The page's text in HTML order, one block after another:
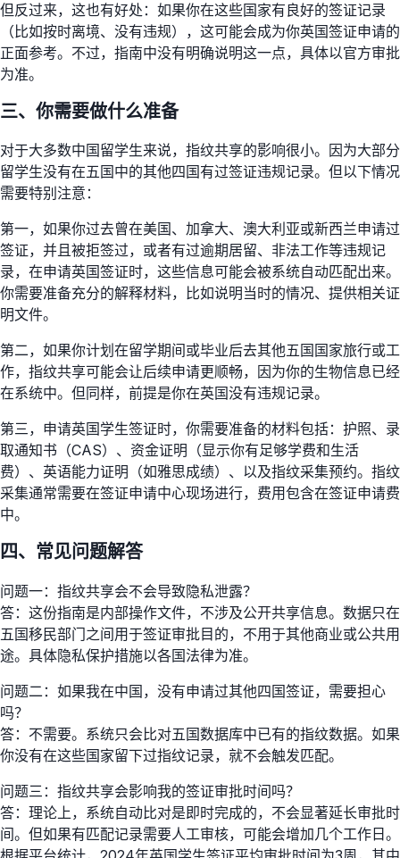
但反过来，这也有好处：如果你在这些国家有良好的签证记录
（比如按时离境、没有违规），这可能会成为你英国签证申请的
正面参考。不过，指南中没有明确说明这一点，具体以官方审批
为准。
三、你需要做什么准备
对于大多数中国留学生来说，指纹共享的影响很小。因为大部分
留学生没有在五国中的其他四国有过签证违规记录。但以下情况
需要特别注意：
第一，如果你过去曾在美国、加拿大、澳大利亚或新西兰申请过
签证，并且被拒签过，或者有过逾期居留、非法工作等违规记
录，在申请英国签证时，这些信息可能会被系统自动匹配出来。
你需要准备充分的解释材料，比如说明当时的情况、提供相关证
明文件。
第二，如果你计划在留学期间或毕业后去其他五国国家旅行或工
作，指纹共享可能会让后续申请更顺畅，因为你的生物信息已经
在系统中。但同样，前提是你在英国没有违规记录。
第三，申请英国学生签证时，你需要准备的材料包括：护照、录
取通知书（CAS）、资金证明（显示你有足够学费和生活
费）、英语能力证明（如雅思成绩）、以及指纹采集预约。指纹
采集通常需要在签证申请中心现场进行，费用包含在签证申请费
中。
四、常见问题解答
问题一：指纹共享会不会导致隐私泄露？
答：这份指南是内部操作文件，不涉及公开共享信息。数据只在
五国移民部门之间用于签证审批目的，不用于其他商业或公共用
途。具体隐私保护措施以各国法律为准。
问题二：如果我在中国，没有申请过其他四国签证，需要担心
吗？
答：不需要。系统只会比对五国数据库中已有的指纹数据。如果
你没有在这些国家留下过指纹记录，就不会触发匹配。
问题三：指纹共享会影响我的签证审批时间吗？
答：理论上，系统自动比对是即时完成的，不会显著延长审批时
间。但如果有匹配记录需要人工审核，可能会增加几个工作日。